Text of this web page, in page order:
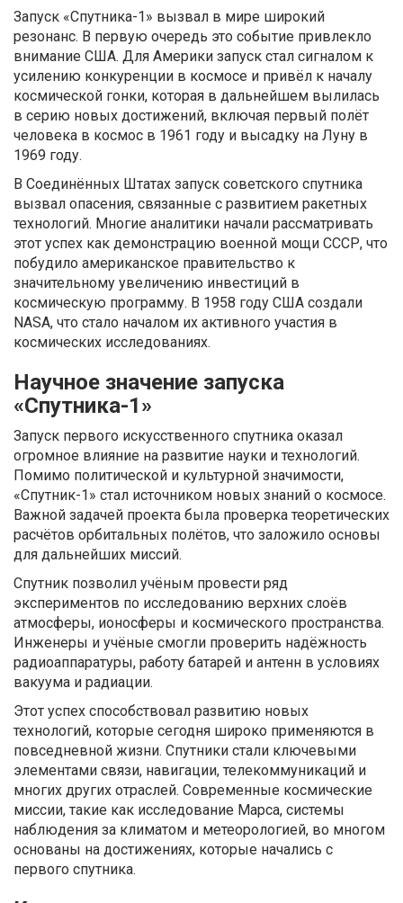
Запуск «Спутника-1» вызвал в мире широкий
резонанс. В первую очередь это событие привлекло
внимание США. Для Америки запуск стал сигналом к
усилению конкуренции в космосе и привёл к началу
космической гонки, которая в дальнейшем вылилась
в серию новых достижений, включая первый полёт
человека в космос в 1961 году и высадку на Луну в
1969 году.
В Соединённых Штатах запуск советского спутника
вызвал опасения, связанные с развитием ракетных
технологий. Многие аналитики начали рассматривать
этот успех как демонстрацию военной мощи СССР, что
побудило американское правительство к
значительному увеличению инвестиций в
космическую программу. В 1958 году США создали
NASA, что стало началом их активного участия в
космических исследованиях.
Научное значение запуска
«Спутника-1»
Запуск первого искусственного спутника оказал
огромное влияние на развитие науки и технологий.
Помимо политической и культурной значимости,
«Спутник-1» стал источником новых знаний о космосе.
Важной задачей проекта была проверка теоретических
расчётов орбитальных полётов, что заложило основы
для дальнейших миссий.
Спутник позволил учёным провести ряд
экспериментов по исследованию верхних слоёв
атмосферы, ионосферы и космического пространства.
Инженеры и учёные смогли проверить надёжность
радиоаппаратуры, работу батарей и антенн в условиях
вакуума и радиации.
Этот успех способствовал развитию новых
технологий, которые сегодня широко применяются в
повседневной жизни. Спутники стали ключевыми
элементами связи, навигации, телекоммуникаций и
многих других отраслей. Современные космические
миссии, такие как исследование Марса, системы
наблюдения за климатом и метеорологией, во многом
основаны на достижениях, которые начались с
первого спутника.